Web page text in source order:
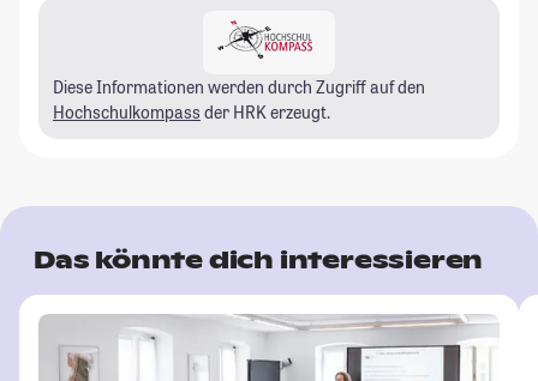
Diese Informationen werden durch Zugriff auf den
Hochschulkompass der HRK erzeugt.
Das könnte dich interessieren